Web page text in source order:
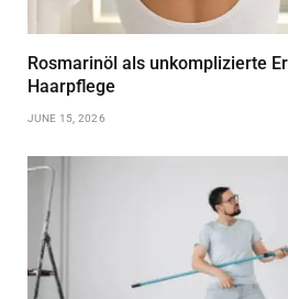
Rosmarinöl als unkomplizierte
Haarpflege
JUNE 15, 2026